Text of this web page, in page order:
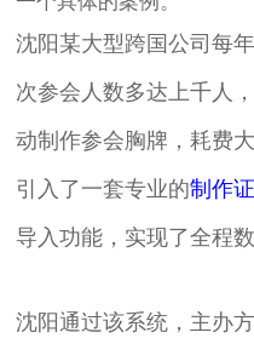
沈阳某大型跨国公司每
次参会人数多达上千人
动制作参会胸牌，耗费
引入了一套专业的制作
导入功能，实现了全程数
沈阳通过该系统，主办